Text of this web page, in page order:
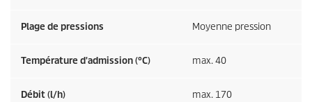
Plage de pressions Moyenne pression
Température d'admission (°C) max. 40
Débit (l/h) max. 170